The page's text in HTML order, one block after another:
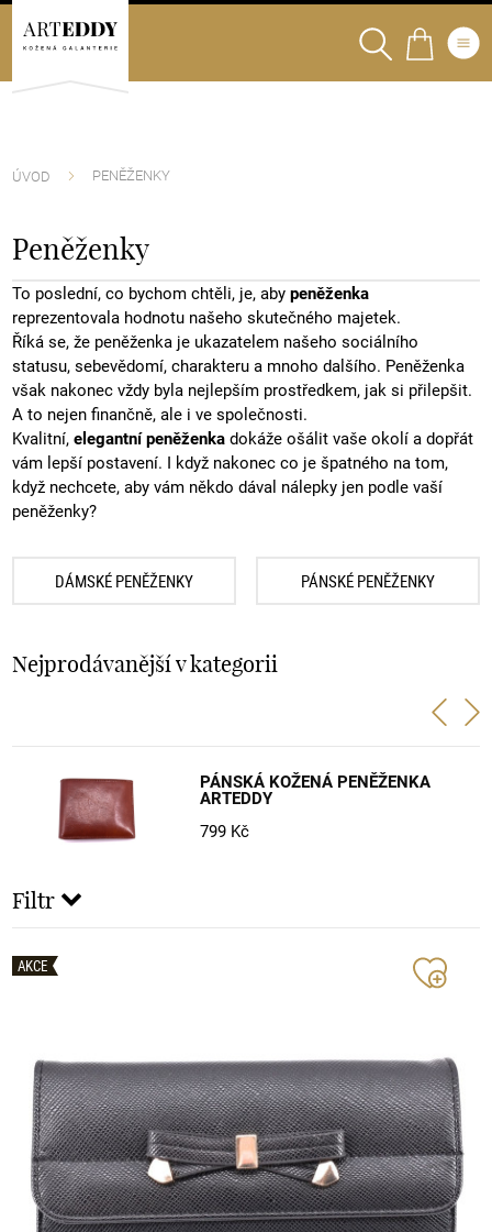
ÚVOD PENĚŽENKY
Peněženky
To poslední, co bychom chtěli, je, abypeněženka
reprezentovala hodnotu našeho skutečného majetek.
Říká se, že peněženka je ukazatelem našeho sociálního
statusu, sebevědomí, charakteru a mnoho dalšího. Peněženka
však nakonec vždy byla nejlepším prostředkem, jak si přilepšit.
A to nejen finančně, ale i ve společnosti.
Kvalitní,elegantní peněženka dokáže ošálit vaše okolí a dopřát
vám lepší postavení. I když nakonec co je špatného na tom,
když nechcete, aby vám někdo dával nálepky jen podle vaší
peněženky?
DÁMSKÉ PENĚŽENKY PÁNSKÉ PENĚŽENKY
Nejprodávanější v kategorii
PÁNSKÁ KOŽENÁ PENĚŽENKA
ARTEDDY
799 Kč
Filtr
AKCE